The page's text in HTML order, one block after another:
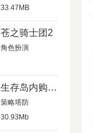
33.47MB
苍之骑士团2
角色扮演
生存岛内购破解版
策略塔防
30.93Mb